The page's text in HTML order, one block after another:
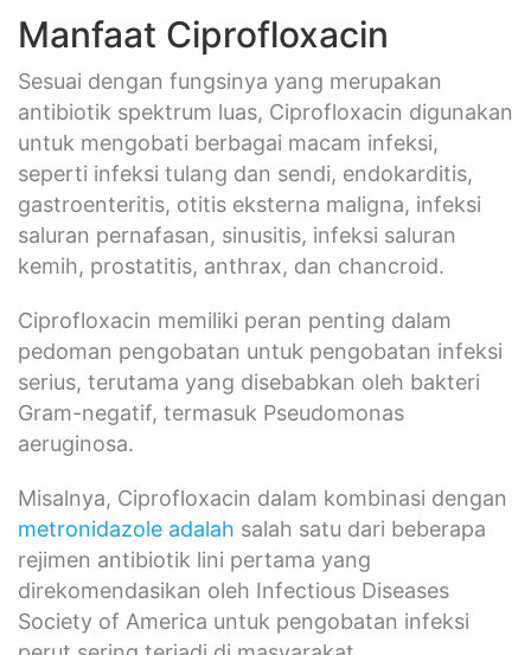
Manfaat Ciprofloxacin
Sesuai dengan fungsinya yang merupakan
antibiotik spektrum luas, Ciprofloxacin digunakan
untuk mengobati berbagai macam infeksi,
seperti infeksi tulang dan sendi, endokarditis,
gastroenteritis, otitis eksterna maligna, infeksi
saluran pernafasan, sinusitis, infeksi saluran
kemih, prostatitis, anthrax, dan chancroid.
Ciprofloxacin memiliki peran penting dalam
pedoman pengobatan untuk pengobatan infeksi
serius, terutama yang disebabkan oleh bakteri
Gram-negatif, termasuk Pseudomonas
aeruginosa.
Misalnya, Ciprofloxacin dalam kombinasi dengan
metronidazole adalah salah satu dari beberapa
rejimen antibiotik lini pertama yang
direkomendasikan oleh Infectious Diseases
Society of America untuk pengobatan infeksi